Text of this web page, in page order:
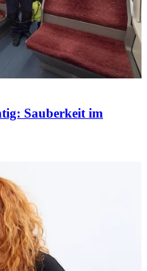
Sauberkeit im